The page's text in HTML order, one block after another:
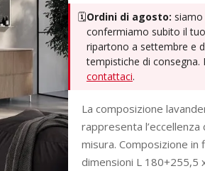
🗓️Ordini di agosto:
confermiamo subito il
ripartono a settembre e
tempistiche di consegna.
contattaci.
La composizione
rappresenta
misura. Composizione in
dimensioni L 180+255,5